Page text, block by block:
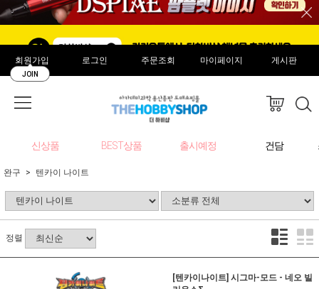
회원가입
JOIN
로그인 주문조회 마이페이지 게시판
신상품 BEST상품 출시예정 건담
완구 텐카이 나이트
정렬
[텐카이나이트] 시그마-모드 - 네오 빌